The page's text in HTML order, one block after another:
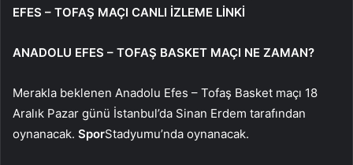
EFES – TOFAŞ MAÇI CANLI İZLEME LİNKİ
ANADOLU EFES – TOFAŞ BASKET MAÇI NE ZAMAN?
Merakla beklenen Anadolu Efes – Tofaş Basket maçı 18
Aralık Pazar günü İstanbul’da Sinan Erdem tarafından
oynanacak. SporStadyumu’nda oynanacak.